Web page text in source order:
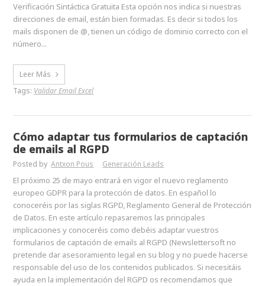
Verificación Sintáctica Gratuita Esta opción nos indica si nuestras
direcciones de email, están bien formadas. Es decir si todos los
mails disponen de @, tienen un código de dominio correcto con el
número...
Leer Más
Tags: Validar Email Excel
Cómo adaptar tus formularios de captación
de emails al RGPD
Posted by Antxon Pous Generación Leads
El próximo 25 de mayo entrará en vigor el nuevo reglamento
europeo GDPR para la protección de datos. En español lo
conoceréis por las siglas RGPD, Reglamento General de Protección
de Datos. En este artículo repasaremos las principales
implicaciones y conoceréis como debéis adaptar vuestros
formularios de captación de emails al RGPD (Newslettersoft no
pretende dar asesoramiento legal en su blog y no puede hacerse
responsable del uso de los contenidos publicados. Si necesitáis
ayuda en la implementación del RGPD os recomendamos que